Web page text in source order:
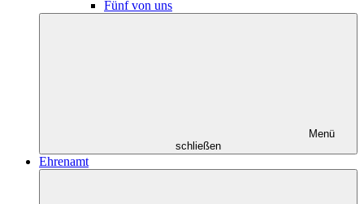
Fünf von uns
Menü
schließen
Ehrenamt